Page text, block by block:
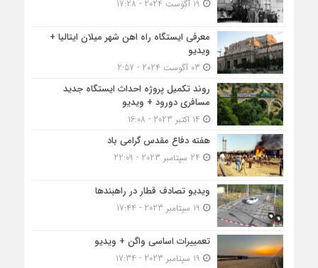
معرفی ایستگاه راه اهن شهر میلان ایتالیا +
ویدیو
روند تکمیل پروژه احداث ایستگاه جدید
مسافری دورود + ویدیو
هفته دفاع مقدس گرامی باد
ویدیو تصادف قطار در راهبندها
تعمییرات اساسی واگن + ویدیو